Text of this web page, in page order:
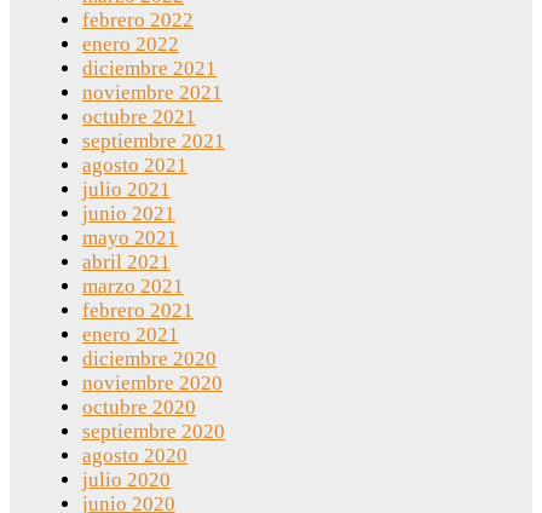
febrero 2022
enero 2022
diciembre 2021
noviembre 2021
octubre 2021
septiembre 2021
agosto 2021
julio 2021
junio 2021
mayo 2021
abril 2021
marzo 2021
febrero 2021
enero 2021
diciembre 2020
noviembre 2020
octubre 2020
septiembre 2020
agosto 2020
julio 2020
junio 2020